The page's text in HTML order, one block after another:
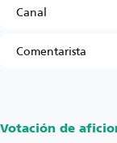
Canal
Comentarista
Votación de